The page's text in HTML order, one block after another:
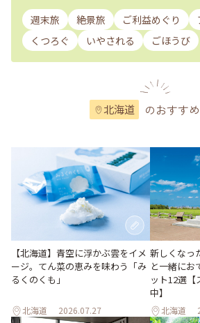
週末旅 絶景旅 ご利益めぐり
くつろぐ
いやされる ごほうび
北海道 のおすす
【北海道】青空に浮かぶ雲をイメ
ージ。てん菜の恵みを味わう「み
るくのくも」
北海道 2026.07.27
新しくなっ
と一緒にお
ット12選
中】
北海道